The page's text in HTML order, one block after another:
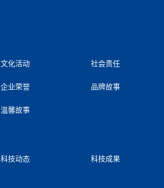
文化活动 社会责任
企业荣誉 品牌故事
温馨故事
科技动态 科技成果